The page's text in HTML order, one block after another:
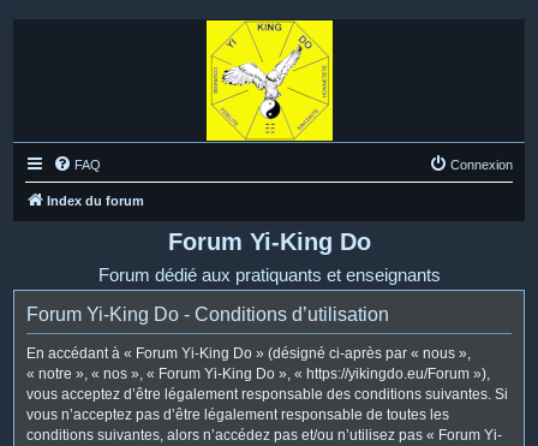
FAQ Connexion
Index du forum
Forum Yi-King Do
Forum dédié aux pratiquants et enseignants
Forum Yi-King Do - Conditions d’utilisation
En accédant à « Forum Yi-King Do » (désigné ci-après par « nous »,
« notre », « nos », « Forum Yi-King Do », « https://yikingdo.eu/Forum »),
vous acceptez d’être légalement responsable des conditions suivantes. Si
vous n’acceptez pas d’être légalement responsable de toutes les
conditions suivantes, alors n’accédez pas et/ou n’utilisez pas « Forum Yi-